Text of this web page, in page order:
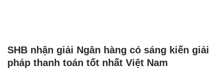
SHB nhận giải Ngân hàng có sáng kiến giải
pháp thanh toán tốt nhất Việt Nam